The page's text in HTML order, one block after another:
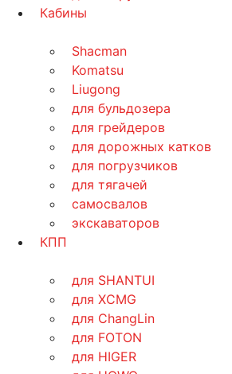
Кабины
Shacman
Komatsu
Liugong
для бульдозера
для грейдеров
для дорожных катков
для погрузчиков
для тягачей
самосвалов
экскаваторов
КПП
для SHANTUI
для XCMG
для ChangLin
для FOTON
для HIGER